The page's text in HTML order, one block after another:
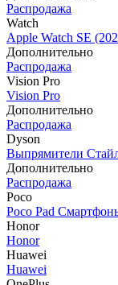
Распродажа
Watch
Apple Watch SE
Дополнительно
Распродажа
Vision Pro
Vision Pro
Дополнительно
Распродажа
Dyson
Выпрямители
Дополнительно
Распродажа
Poco
Poco Pad
Honor
Honor
Huawei
Huawei